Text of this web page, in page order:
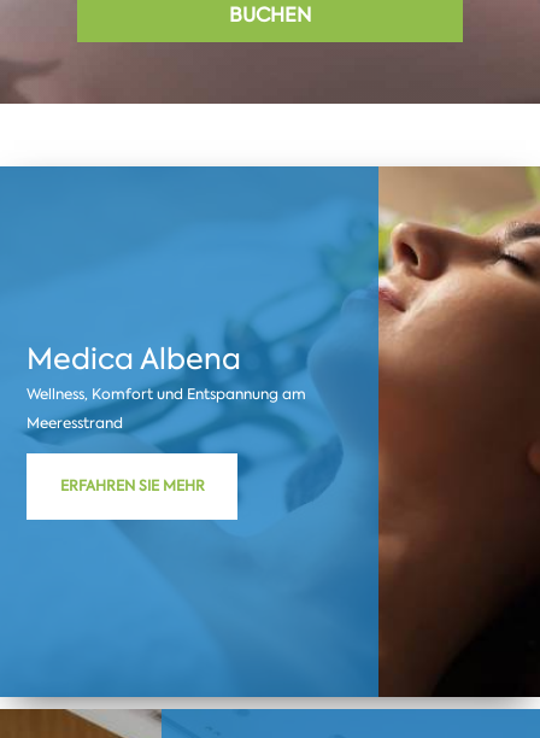
BUCHEN
Medica Albena
Wellness, Komfort und Entspannung am
Meeresstrand
ERFAHREN SIE MEHR